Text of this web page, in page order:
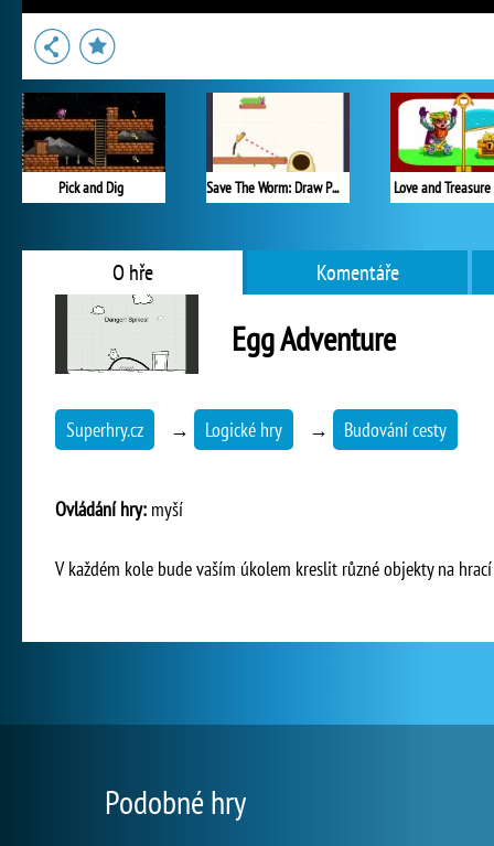
Pick and Dig Save The Worm: Draw Puzzle Love and
O hře Komentáře
Egg Adventure
Superhry.cz → Logické hry → Budování cesty
Ovládání hry: myší
V každém kole bude vaším úkolem kreslit různé objekty na
Podobné hry